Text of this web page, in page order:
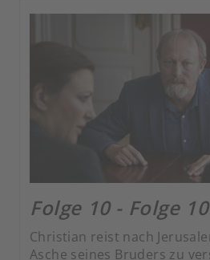
Folge 10 - Folge 10
Christian reist nach
Asche seines Bruders zu